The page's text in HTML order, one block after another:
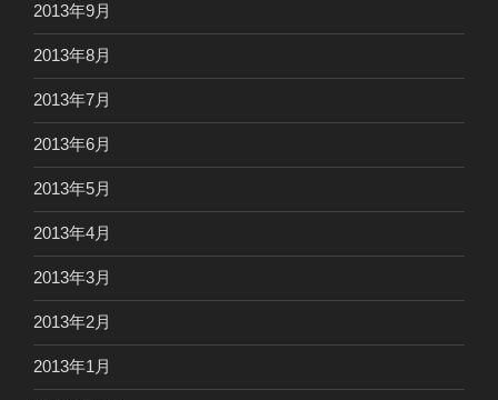
2013年9月
2013年8月
2013年7月
2013年6月
2013年5月
2013年4月
2013年3月
2013年2月
2013年1月